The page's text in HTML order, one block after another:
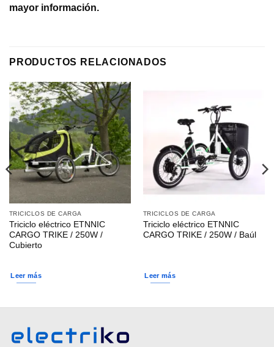
mayor información.
PRODUCTOS RELACIONADOS
TRICICLOS DE CARGA
Triciclo eléctrico ETNNIC
CARGO TRIKE / 250W /
Cubierto
Leer más
TRICICLOS DE CARGA
Triciclo eléctrico ETNNIC
CARGO TRIKE / 250W / Baúl
Leer más